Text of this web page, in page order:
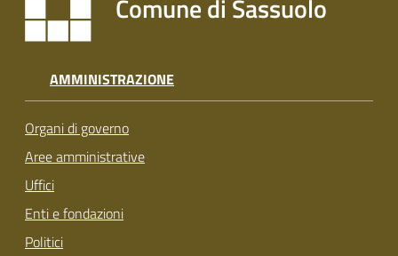
t
s
u
o
Comune di Sassuolo
AMMINISTRAZIONE
Organi di governo
Aree amministrative
Uffici
Enti e fondazioni
Politici